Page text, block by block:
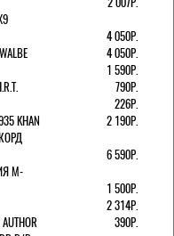
4 050Р.
4 050Р.
1 590Р.
790Р.
226Р.
KHAN
2 190Р.
6 590Р.
M-
1 500Р.
2 314Р.
390Р.